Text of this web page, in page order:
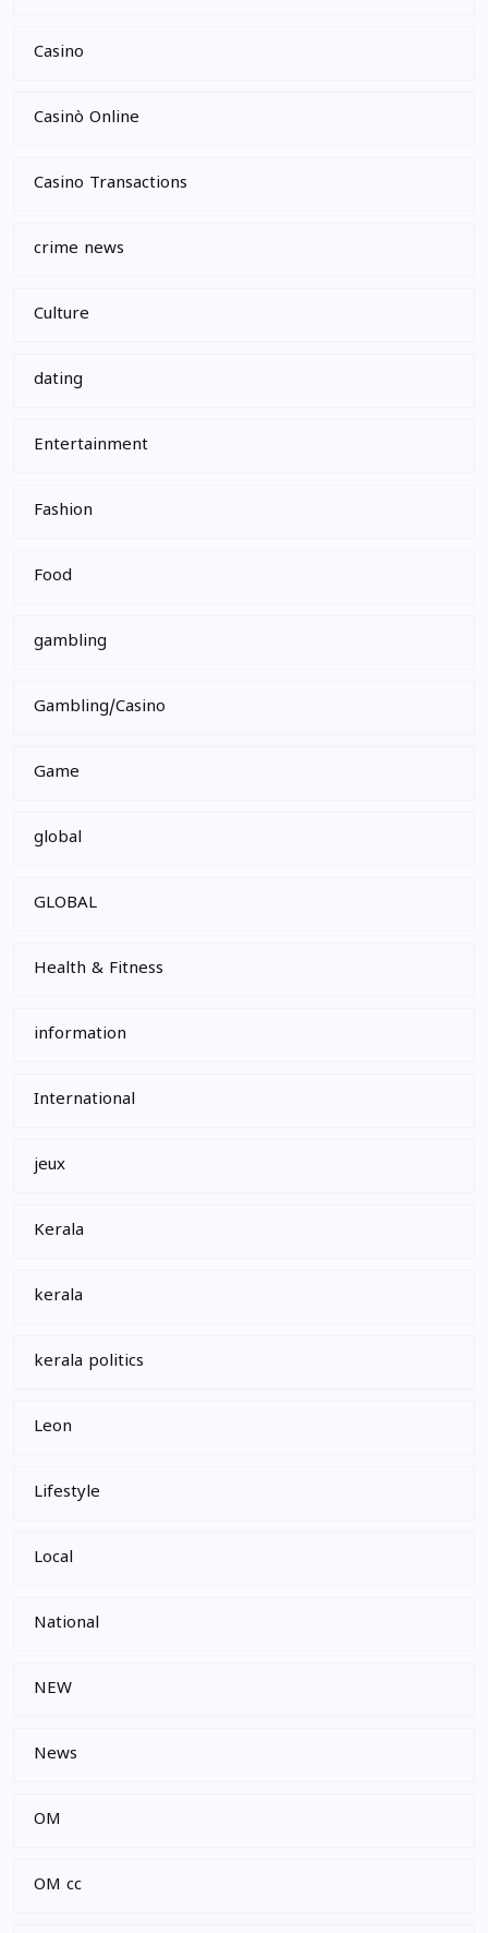
Casino
Casinò Online
Casino Transactions
crime news
Culture
dating
Entertainment
Fashion
Food
gambling
Gambling/Casino
Game
global
GLOBAL
Health & Fitness
information
International
jeux
Kerala
kerala
kerala politics
Leon
Lifestyle
Local
National
NEW
News
OM
OM cc